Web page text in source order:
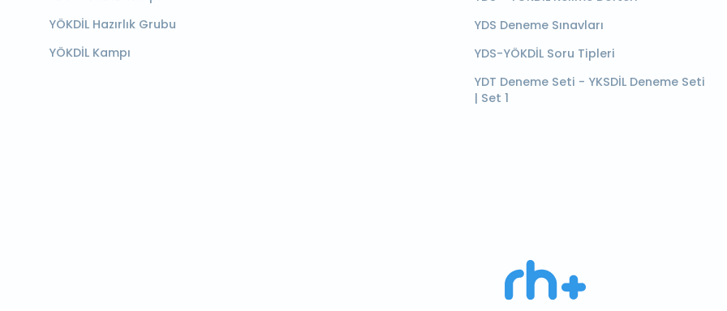
YÖKDİL Hazırlık Grubu
YÖKDİL Kampı
YDS Deneme Sınavları
YDS-YÖKDİL Soru Tipleri
YDT Deneme Seti - YKSDİL Deneme Seti
| Set 1